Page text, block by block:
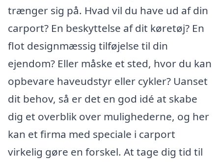
trænger sig på. Hvad vil du have ud af din
carport? En beskyttelse af dit køretøj? En
flot designmæssig tilføjelse til din
ejendom? Eller måske et sted, hvor du kan
opbevare haveudstyr eller cykler? Uanset
dit behov, så er det en god idé at skabe
dig et overblik over mulighederne, og her
kan et firma med speciale i carport
virkelig gøre en forskel. At tage dig tid til